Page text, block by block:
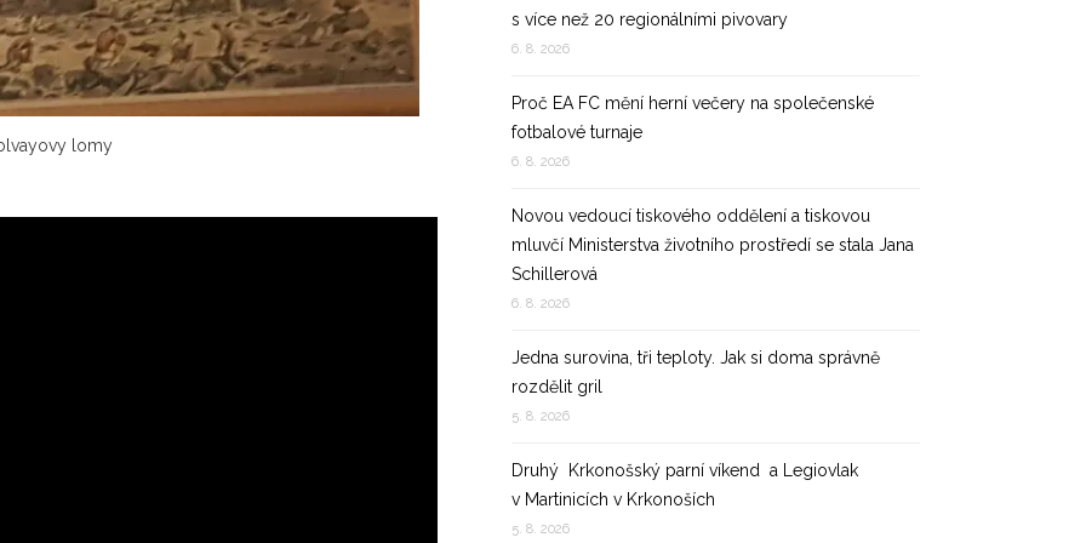
lomy
s více než 20 regionálními pivovary
6. 8. 2026
Proč EA FC mění herní večery na společenské
fotbalové turnaje
6. 8. 2026
Novou vedoucí tiskového oddělení a tiskovou
mluvčí Ministerstva životního prostředí se stala Jana
Schillerová
6. 8. 2026
Jedna surovina, tři teploty. Jak si doma správně
rozdělit gril
5. 8. 2026
Druhý Krkonošský parní víkend a Legiovlak
v Martinicích v Krkonoších
5. 8. 2026